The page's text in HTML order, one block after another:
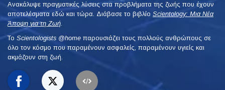
Ανακάλυψε πραγματικές λύσεις στα προβλήματα της ζωής που έχουν
αποτελέσματα εδώ και τώρα. Διάβασε το βιβλίο Scientology: Μια Νέα
Άποψη για τη Ζωή.
To Scientologists @home παρουσιάζει τους πολλούς ανθρώπους σε
όλο τον κόσμο που παραμένουν ασφαλείς, παραμένουν υγιείς και
ακμάζουν στη ζωή.